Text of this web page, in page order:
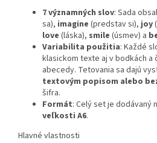
7 významných slov: Sada
sa), imagine (predstav si),joy
love (láska), smile (úsmev) a
Variabilita použitia: Každé
klasickom texte aj v bodkách a
abecedy. Tetovania sa dajú
textovým popisom alebo
šifra.
Formát: Celý set je dodávaný
veľkosti A6.
Hlavné vlastnosti